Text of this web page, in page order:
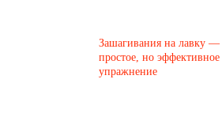
Зашагивания на лавку —
простое, но эффективное
упражнение